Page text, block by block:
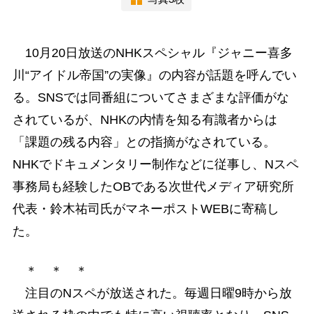
10月20日放送のNHKスペシャル『ジャニー喜多
川“アイドル帝国”の実像』の内容が話題を呼んでい
る。SNSでは同番組についてさまざまな評価がな
されているが、NHKの内情を知る有識者からは
「課題の残る内容」との指摘がなされている。
NHKでドキュメンタリー制作などに従事し、Nスペ
事務局も経験したOBである次世代メディア研究所
代表・鈴木祐司氏がマネーポストWEBに寄稿し
た。
＊ ＊ ＊
注目のNスペが放送された。毎週日曜9時から放